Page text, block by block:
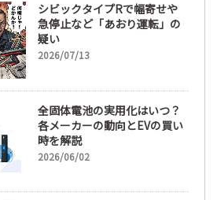
シビックタイプRで幅寄せや
急停止など「あおり運転」の
疑い
2026/07/13
全固体電池の実用化はいつ？
各メーカーの動向とEVの買い
時を解説
2026/06/02